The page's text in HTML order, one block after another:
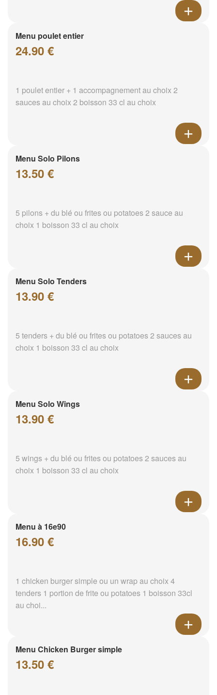
Menu poulet entier
24.90 €
1 poulet entier + 1 accompagnement au choix 2
sauces au choix 2 boisson 33 cl au choix
Menu Solo Pilons
13.50 €
5 pilons + du blé ou frites ou potatoes 2 sauce au
choix 1 boisson 33 cl au choix
Menu Solo Tenders
13.90 €
5 tenders + du blé ou frites ou potatoes 2 sauces au
choix 1 boisson 33 cl au choix
Menu Solo Wings
13.90 €
5 wings + du blé ou frites ou potatoes 2 sauces au
choix 1 boisson 33 cl au choix
Menu à 16e90
16.90 €
1 chicken burger simple ou un wrap au choix 4
tenders 1 portion de frite ou potatoes 1 boisson 33cl
au choi...
Menu Chicken Burger simple
13.50 €